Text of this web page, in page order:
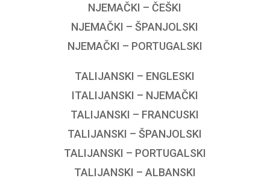
NJEMAČKI – ČEŠKI
NJEMAČKI – ŠPANJOLSKI
NJEMAČKI – PORTUGALSKI
TALIJANSKI – ENGLESKI
ITALIJANSKI – NJEMAČKI
TALIJANSKI – FRANCUSKI
TALIJANSKI – ŠPANJOLSKI
TALIJANSKI – PORTUGALSKI
TALIJANSKI – ALBANSKI